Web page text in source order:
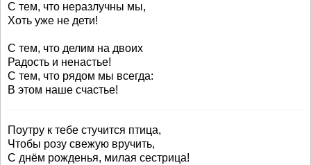
С тем, что неразлучны мы,
Хоть уже не дети!
С тем, что делим на двоих
Радость и ненастье!
С тем, что рядом мы всегда:
В этом наше счастье!
Поутру к тебе стучится птица,
Чтобы розу свежую вручить,
С днём рожденья, милая сестрица!